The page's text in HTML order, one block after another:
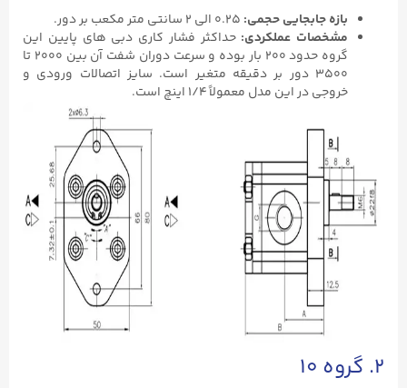
بازه جابجایی حجمی:
مشخصات عملکردی: حداکثر فشار کاری دبی‌ های پایین این
گروه حدود ۲۰۰ بار بوده و سرعت دوران شفت آن بین ۲۰۰۰ تا
۳۵۰۰ دور بر دقیقه متغیر است. سایز اتصالات ورودی و
خروجی در این مدل معمولاً ۱/۴ اینچ است.
۲. گروه ۱۰